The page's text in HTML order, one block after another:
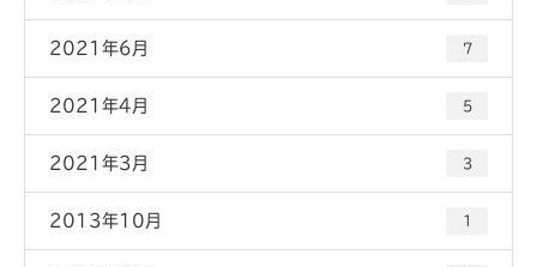
2021年6月 7
2021年4月 5
2021年3月 3
2013年10月 1